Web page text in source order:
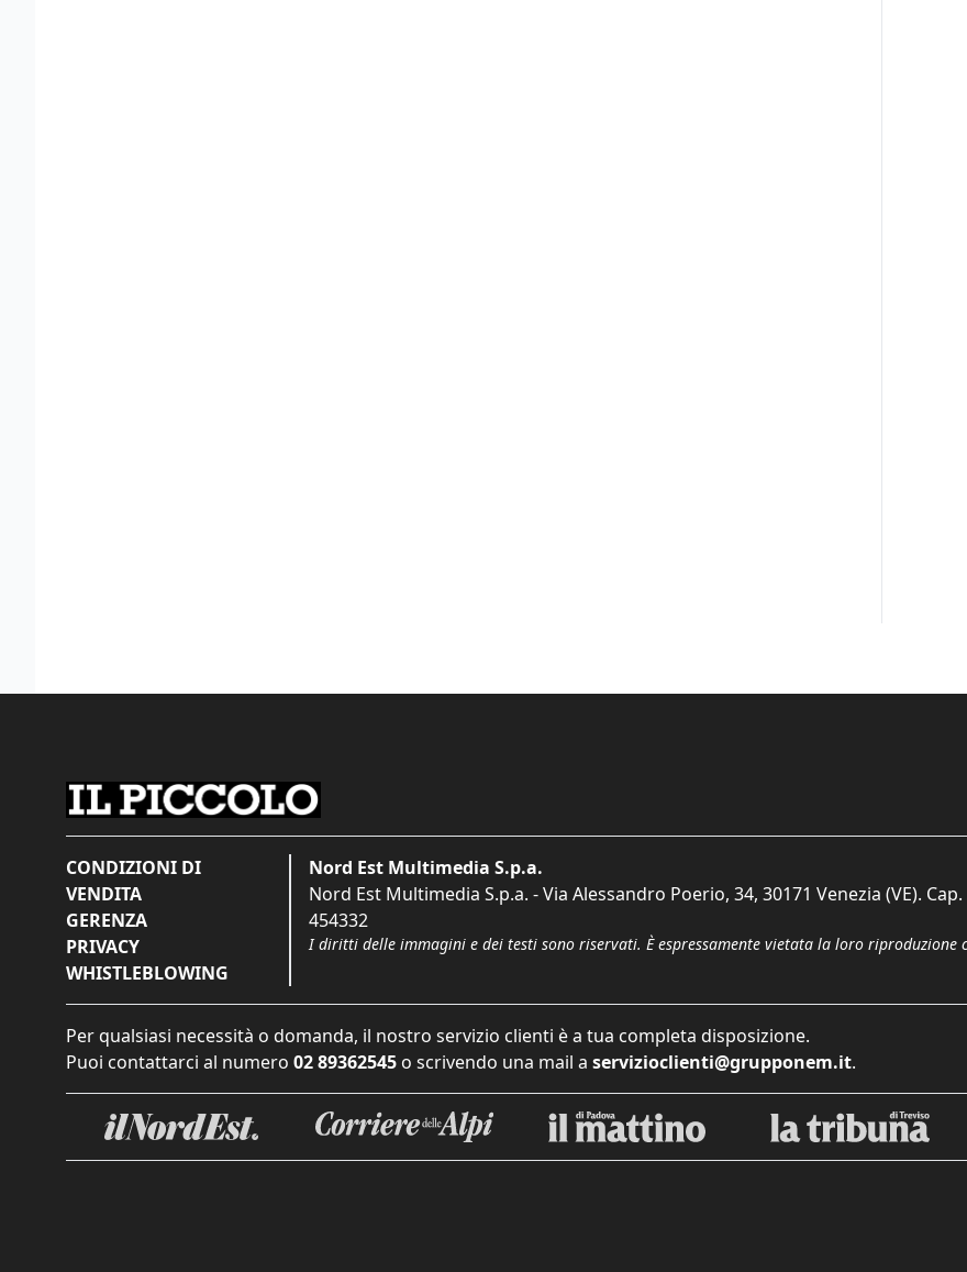
CONDIZIONI DI
VENDITA
GERENZA
PRIVACY
WHISTLEBLOWING
Nord Est Multimedia S.p.a.
Nord Est Multimedia S.p.a. - Via Alessandro Poerio, 34, 30171 Venezia (VE). Cap.
454332
I diritti delle immagini e dei testi sono riservati. È espressamente vietata la loro riproduzione
Per qualsiasi necessità o domanda, il nostro servizio clienti è a tua completa disposizione.
Puoi contattarci al numero 02 89362545 o scrivendo una mail a servizioclienti@grupponem.it.